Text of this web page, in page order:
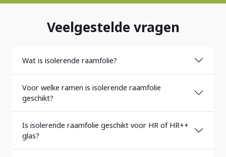
Veelgestelde vragen
Wat is isolerende raamfolie?
Voor welke ramen is isolerende raamfolie
geschikt?
Is isolerende raamfolie geschikt voor HR of HR++
glas?